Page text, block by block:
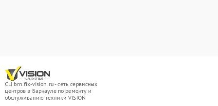
СЦ brn.fix-vision.ru - сеть сервисных
центров в Барнауле по ремонту и
обслуживанию техники VISION